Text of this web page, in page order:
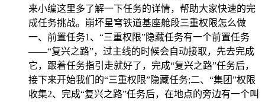
来小编这里多了解一下任务的详情，帮助大家快速的完
成任务挑战。崩坏星穹铁道基座舱段三重权限怎么做
一、前置任务1、“三重权限”隐藏任务有一个前置任务
——“复兴之路”，过主线的时候会自动接取，先去完成
它，跟着任务指引走就好了，完成“复兴之路”任务后，
接下来开始我们的“三重权限”隐藏任务;二、“集团”权限
收集2、完成“复兴之路”任务后，在地点的旁边有一个叫